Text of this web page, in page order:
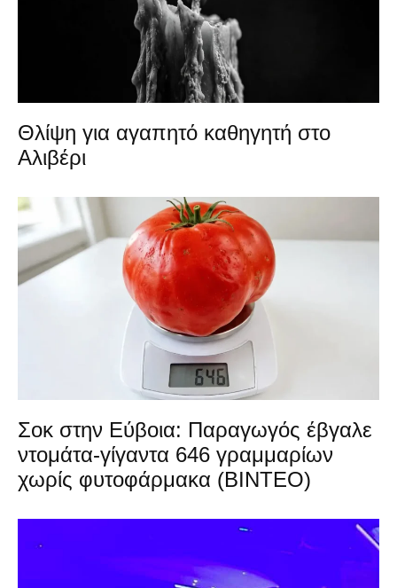
Θλίψη για αγαπητό καθηγητή στο
Αλιβέρι
Σοκ στην Εύβοια: Παραγωγός έβγαλε
ντομάτα-γίγαντα 646 γραμμαρίων
χωρίς φυτοφάρμακα (ΒΙΝΤΕΟ)